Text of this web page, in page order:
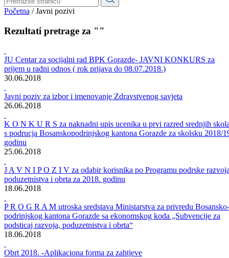
Kontakt
Javni pozivi
Rezultati pretrage za ""